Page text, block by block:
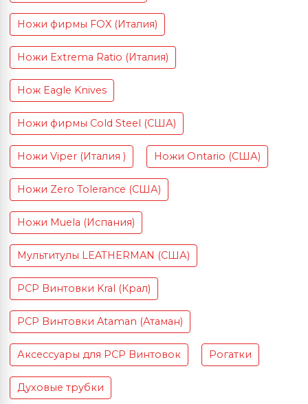
Ножи фирмы FOX (Италия)
Ножи Extrema Ratio (Италия)
Нож Eagle Knives
Ножи фирмы Cold Steel (США)
Ножи Viper (Италия ) Ножи Ontario (США)
Ножи Zero Tolerance (США)
Ножи Muela (Испания)
Мультитулы LEATHERMAN (США)
PCP Винтовки Kral (Крал)
PCP Винтовки Ataman (Атаман)
Аксессуары для PCP Винтовок Рогатки
Духовые трубки